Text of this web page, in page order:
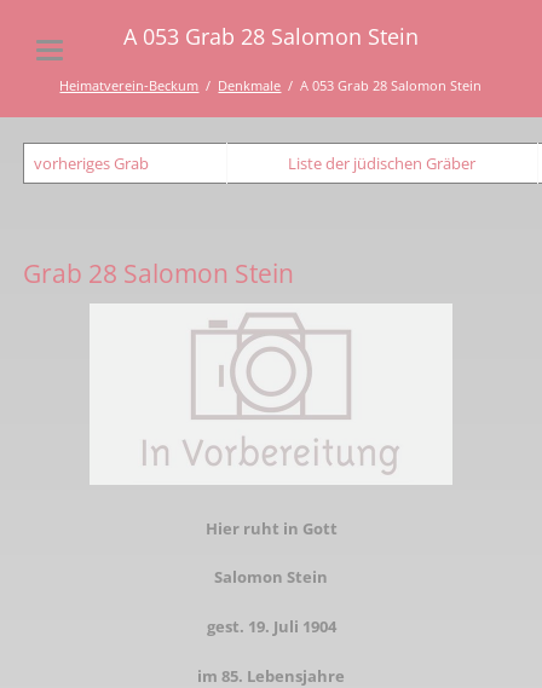
A 053 Grab 28 Salomon Stein
Heimatverein-Beckum Denkmale A 053 Grab 28 Salomon Stein
vorheriges Grab Liste der jüdischen Gräber
Grab 28 Salomon Stein
Hier ruht in Gott
Salomon Stein
gest. 19. Juli 1904
im 85. Lebensjahre